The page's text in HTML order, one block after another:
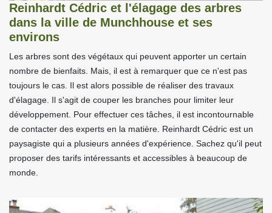
Reinhardt Cédric et l'élagage des arbres
dans la ville de Munchhouse et ses
environs
Les arbres sont des végétaux qui peuvent apporter un certain
nombre de bienfaits. Mais, il est à remarquer que ce n'est pas
toujours le cas. Il est alors possible de réaliser des travaux
d'élagage. Il s'agit de couper les branches pour limiter leur
développement. Pour effectuer ces tâches, il est incontournable
de contacter des experts en la matière. Reinhardt Cédric est un
paysagiste qui a plusieurs années d'expérience. Sachez qu'il peut
proposer des tarifs intéressants et accessibles à beaucoup de
monde.